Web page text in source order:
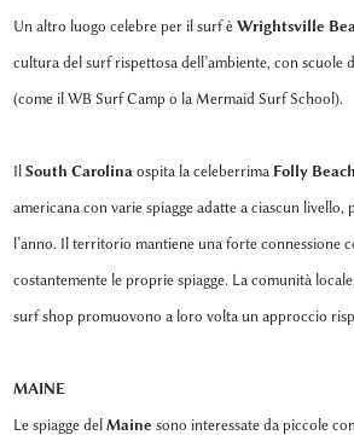
Un altro luogo celebre per il surf è Wrightsville
cultura del surf rispettosa dell’ambiente, con scuole
(come il WB Surf Camp o la Mermaid Surf School).
Il South Carolina ospita la celeberrima Folly Beach
americana con varie spiagge adatte a ciascun
l’anno. Il territorio mantiene una forte connessione
costantemente le proprie spiagge. La comunità
surf shop promuovono a loro volta un approccio
MAINE
Le spiagge del Maine sono interessate da piccole